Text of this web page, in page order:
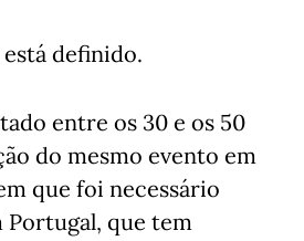
definido.
entre os 30 e os 50
do mesmo evento em
que foi necessário
Portugal, que tem